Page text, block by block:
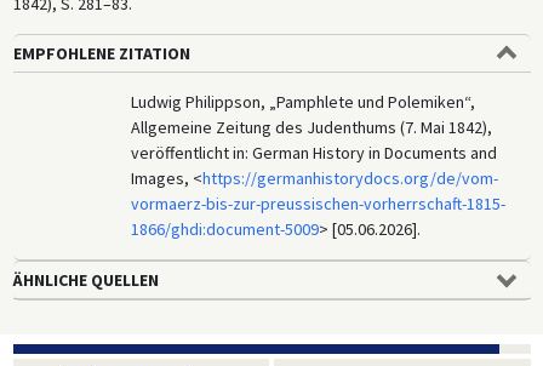
EMPFOHLENE ZITATION
Ludwig Philippson, „Pamphlete und Polemiken“,
Allgemeine Zeitung des Judenthums (7. Mai 1842),
veröffentlicht in: German History in Documents and
Images, <https://germanhistorydocs.org/de/vom-
vormaerz-bis-zur-preussischen-vorherrschaft-1815-
1866/ghdi:document-5009> [05.06.2026].
ÄHNLICHE QUELLEN